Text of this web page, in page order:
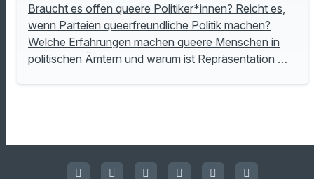
Braucht es offen queere Politiker*innen? Reicht es,
wenn Parteien queerfreundliche Politik machen?
Welche Erfahrungen machen queere Menschen in
politischen Ämtern und warum ist Repräsentation …